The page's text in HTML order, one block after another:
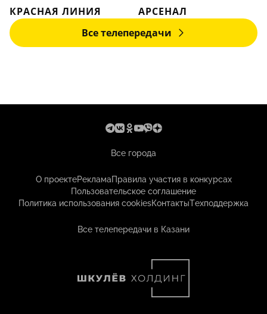
КРАСНАЯ ЛИНИЯ
АРСЕНАЛ
Все телепередачи
Все города
О проектеРекламаПравила участия в конкурсах
Пользовательское соглашение
Политика использования cookiesКонтактыТехподдержка
Все телепередачи в Казани